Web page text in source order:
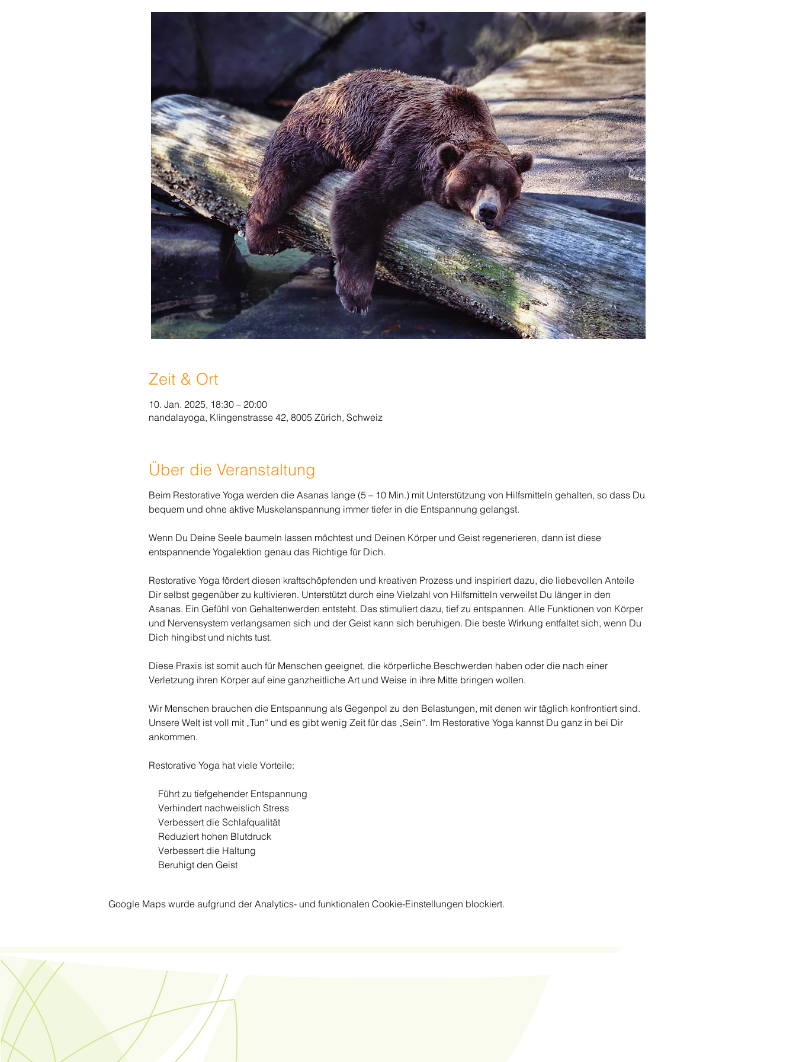
Zeit & Ort
10. Jan. 2025, 18:30 – 20:00
nandalayoga, Klingenstrasse 42, 8005 Zürich, Schweiz
Über die Veranstaltung
Beim Restorative Yoga werden die Asanas lange (5 – 10 Min.) mit Unterstützung von Hilfsmitteln gehalten, so dass Du
bequem und ohne aktive Muskelanspannung immer tiefer in die Entspannung gelangst.
Wenn Du Deine Seele baumeln lassen möchtest und Deinen Körper und Geist regenerieren, dann ist diese
entspannende Yogalektion genau das Richtige für Dich.
Restorative Yoga fördert diesen kraftschöpfenden und kreativen Prozess und inspiriert dazu, die liebevollen Anteile
Dir selbst gegenüber zu kultivieren. Unterstützt durch eine Vielzahl von Hilfsmitteln verweilst Du länger in den
Asanas. Ein Gefühl von Gehaltenwerden entsteht. Das stimuliert dazu, tief zu entspannen. Alle Funktionen von Körper
und Nervensystem verlangsamen sich und der Geist kann sich beruhigen. Die beste Wirkung entfaltet sich, wenn Du
Dich hingibst und nichts tust.
Diese Praxis ist somit auch für Menschen geeignet, die körperliche Beschwerden haben oder die nach einer
Verletzung ihren Körper auf eine ganzheitliche Art und Weise in ihre Mitte bringen wollen.
Wir Menschen brauchen die Entspannung als Gegenpol zu den Belastungen, mit denen wir täglich konfrontiert sind.
Unsere Welt ist voll mit „Tun“ und es gibt wenig Zeit für das „Sein“. Im Restorative Yoga kannst Du ganz in bei Dir
ankommen.
Restorative Yoga hat viele Vorteile:
    Führt zu tiefgehender Entspannung
    Verhindert nachweislich Stress
    Verbessert die Schlafqualität
    Reduziert hohen Blutdruck
    Verbessert die Haltung
    Beruhigt den Geist
Google Maps wurde aufgrund der Analytics- und funktionalen Cookie-Einstellungen blockiert.